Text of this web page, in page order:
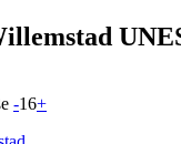
-16+